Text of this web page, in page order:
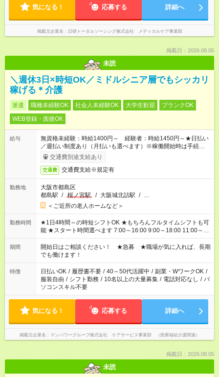
気になる！ 応募する 詳細へ
掲載元企業名 日研トータルソーシング株式会社 メディカルケア事業部
掲載日：2026.08.05
未読
＼週休3日×時短OK／ミドルシニア層でもシッカリ
稼げる＊介護
派遣 職種未経験OK 社会人未経験OK 大学生歓迎
ブランクOK
WEB登録・面接OK
給与
無資格未経験：時給1400円～ 経験者：時給1450円～★日払い
／週払い制度あり（月払いも選べます）※稼働開始時は手続き完
了次第のお支払いとなります。
交通費別途支給あり
交通費 交通費支給※規定有
勤務地
大阪市都島区
都島駅 / 桜ノ宮駅 / 大阪城北詰駅 / …
＜ご近所の老人ホームなど＞
勤務時間
★1日4時間～の時短シフトOK ★もちろんフルタイムシフトも可
能 ★スタート時間選べます 7:00～16:00 9:00～18:00 11:00～
20:00 など 残業なし！ ※Wワークの場合、他のお仕事と合わせ
週40時間超の就業はご案内できません ※法令に基づき、週20時
間以上勤務は社会保険への加入対象となります ※労働者派遣法
（日雇い派遣の原則禁止）により、短時間・短期間の就業はご
案内が難しい場合があります
期間
開始日はご相談ください！ ★急募 ★職場が気に入れば、長期
でも働けます！
特徴 日払いOK / 履歴書不要 / 40～50代活躍中 / 副業・WワークOK /
服装自由 / シフト勤務 / 10名以上の大量募集 / 電話対応なし / パ
ソコンスキル不要
気になる！ 応募する 詳細へ
掲載元企業名 マンパワーグループ株式会社 ケアサービス事業部 （医療福祉介護関連）
掲載日：2026.08.05
未読